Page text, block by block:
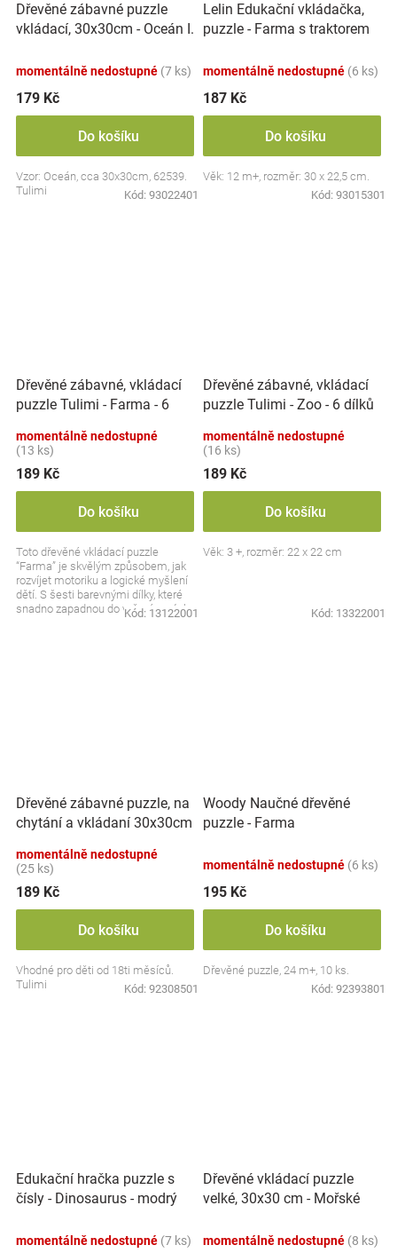
Dřevěné zábavné puzzle
vkládací, 30x30cm - Oceán I.
momentálně nedostupné (7 ks)
179 Kč
Do košíku
Vzor: Oceán, cca 30x30cm, 62539.
Tulimi
Kód: 93022401
Lelin Edukační vkládačka,
puzzle - Farma s traktorem
momentálně nedostupné (6 ks)
187 Kč
Do košíku
Věk: 12 m+, rozměr: 30 x 22,5 cm.
Kód: 93015301
Dřevěné zábavné, vkládací
puzzle Tulimi - Farma - 6
momentálně nedostupné
(13 ks)
189 Kč
Do košíku
Toto dřevěné vkládací puzzle
“Farma” je skvělým způsobem, jak
rozvíjet motoriku a logické myšlení
dětí. S šesti barevnými dílky, které
snadno zapadnou do vyřezávaných
Kód: 13122001
Dřevěné zábavné, vkládací
puzzle Tulimi - Zoo - 6 dílků
momentálně nedostupné
(16 ks)
189 Kč
Do košíku
Věk: 3 +, rozměr: 22 x 22 cm
Kód: 13322001
Dřevěné zábavné puzzle, na
chytání a vkládaní 30x30cm
momentálně nedostupné
(25 ks)
189 Kč
Do košíku
Vhodné pro děti od 18ti měsíců.
Tulimi
Kód: 92308501
Woody Naučné dřevěné
puzzle - Farma
momentálně nedostupné (6 ks)
195 Kč
Do košíku
Dřevěné puzzle, 24 m+, 10 ks.
Kód: 92393801
Edukační hračka puzzle s
čísly - Dinosaurus - modrý
momentálně nedostupné (7 ks)
Dřevěné vkládací puzzle
velké, 30x30 cm - Mořské
momentálně nedostupné (8 ks)